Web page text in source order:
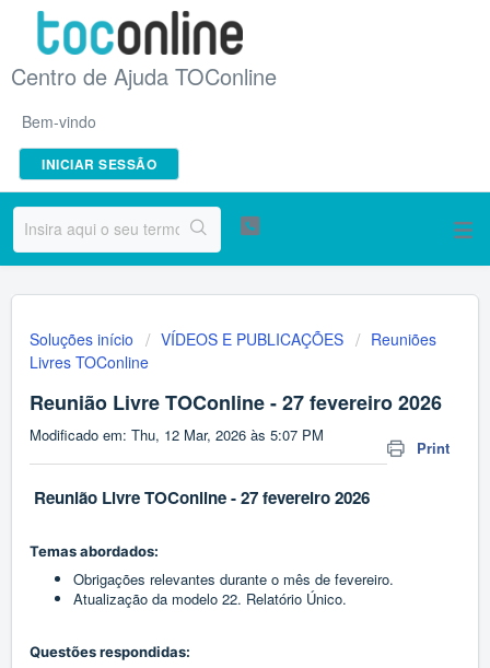
Centro de Ajuda TOConline
Bem-vindo
INICIAR SESSÃO
Soluções início VÍDEOS E PUBLICAÇÕES
Reuniões
Livres TOConline
Reunião Livre TOConline - 27 fevereiro 2026
Print
Modificado em: Thu, 12 Mar, 2026 às 5:07 PM
Reunião Livre TOConline - 27 fevereiro 2026
Temas abordados:
Obrigações relevantes durante o mês de fevereiro.
Atualização da modelo 22. Relatório Único.
Questões respondidas: